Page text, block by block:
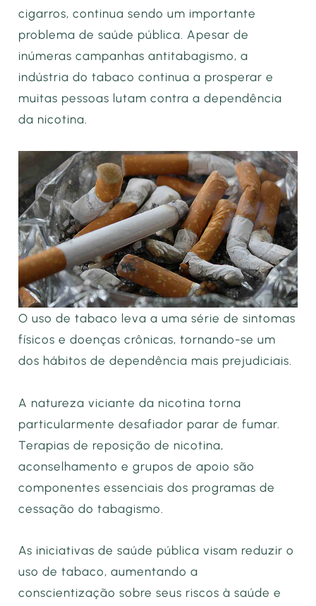
cigarros, continua sendo um importante
problema de saúde pública. Apesar de
inúmeras campanhas antitabagismo, a
indústria do tabaco continua a prosperar e
muitas pessoas lutam contra a dependência
da nicotina.
O uso de tabaco leva a uma série de sintomas
físicos e doenças crônicas, tornando-se um
dos hábitos de dependência mais prejudiciais.
A natureza viciante da nicotina torna
particularmente desafiador parar de fumar.
Terapias de reposição de nicotina,
aconselhamento e grupos de apoio são
componentes essenciais dos programas de
cessação do tabagismo.
As iniciativas de saúde pública visam reduzir o
uso de tabaco, aumentando a
conscientização sobre seus riscos à saúde e